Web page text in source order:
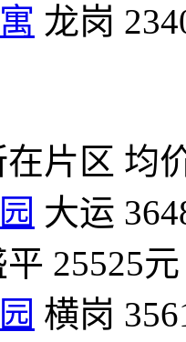
龙岗
在片区 均
大运
平 25525元
横岗